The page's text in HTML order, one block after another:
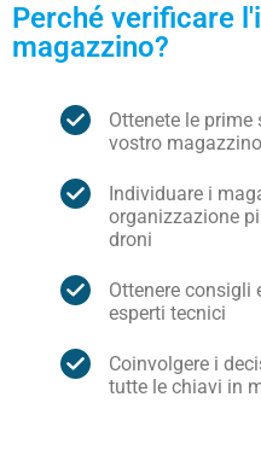
Perché verificare
magazzino?
Ottenete le
vostro magazzino
Individuare i
organizzazione
droni
Ottenere consigli
esperti tecnici
Coinvolgere i
tutte le chiavi in